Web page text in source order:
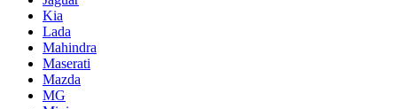
Kia
Lada
Mahindra
Maserati
Mazda
MG